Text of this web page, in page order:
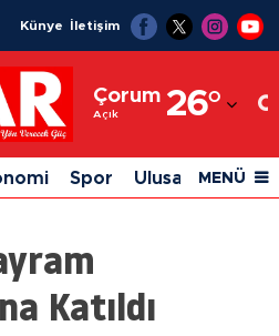
Künye İletişim
Çorum
Açık 26°
Adıyaman
Afyonkarahisar
Ağrı
Ankara
Spor Ulusal Siyaset
MENÜ
Katıldı